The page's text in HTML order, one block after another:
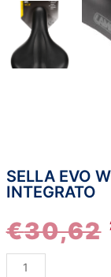
SELLA EVO
INTEGRATO
€30,62
Sella
Evo
con
integrato